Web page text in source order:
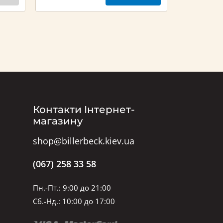
Контакти Інтернет-
магазину
shop@billerbeck.kiev.ua
(067) 258 33 58
Пн.-Пт.: 9:00 до 21:00
Сб.-Нд.: 10:00 до 17:00